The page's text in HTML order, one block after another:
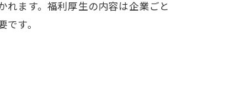
ます。福利厚生の内容は企業ごと
す。